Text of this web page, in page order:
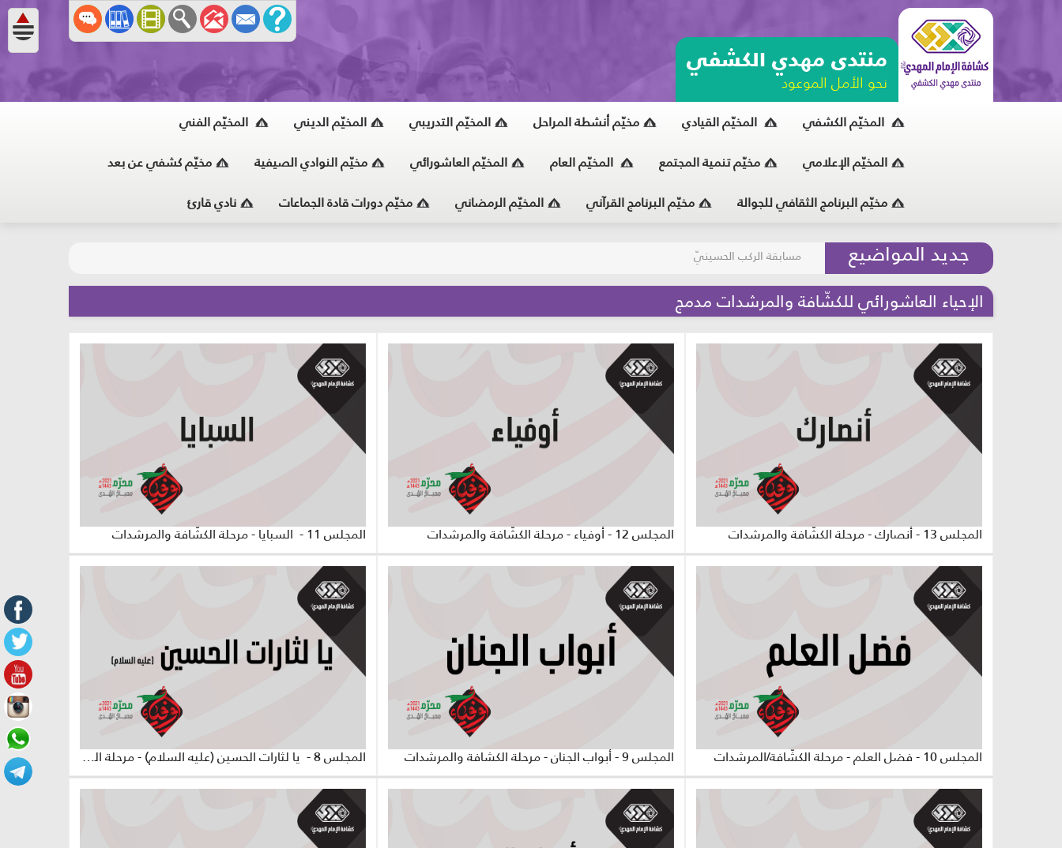
منتدى مهدي الكشفي
نحو الأمل الموعود
المخيّم الكشفي المخيّم القيادي مخيّم أنشطة المراحل المخيّم التدريبي المخيّم الديني المخيّم الفني
المخيّم الإعلامي مخيّم تنمية المجتمع المخيّم العام المخيّم العاشورائي مخيّم النوادي الصيفية مخيّم كشفي عن بعد
مخيّم البرنامج الثقافي للجوالة مخيّم البرنامج القرآني المخيّم الرمضاني مخيّم دورات قادة الجماعات نادي قارئ
جديد المواضيع
مسابقة الركب الحسينيّ
المحافظة على البيئة
الإحياء العاشورائي للكشّافة والمرشدات مدمج
المجلس 13 - أنصارك - مرحلة الكشّافة والمرشدات المجلس 12 - أوفياء - مرحلة الكشّافة والمرشدات المجلس 11 - السبايا - مرحلة الكشّافة والمرشدات
المجلس 10 - فضل العلم - مرحلة الكشّافة/المرشدات المجلس 9 - أبواب الجنان - مرحلة الكشافة والمرشدات المجلس 8 - يا لثارات الحسين (عليه السلام) - مرحلة الكشّافة والمرشدات